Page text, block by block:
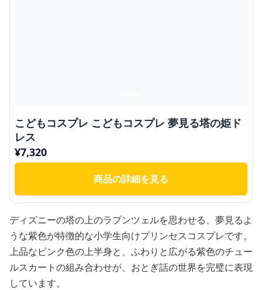
こどもコスプレ こどもコスプレ 夢見る塔の姫ド
レス
¥7,320
商品の詳細を見る
ディズニーの塔の上のラプンツェルを思わせる、夢見るよ
うな紫色が特徴的な小学生向けプリンセスコスプレです。
上品なピンク色の上半身と、ふわりと広がる紫色のチュー
ルスカートの組み合わせが、おとぎ話の世界を完璧に表現
しています。